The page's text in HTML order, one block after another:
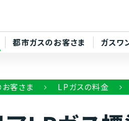
都市ガスのお客さま ガスワ
客さま LPガスの料金